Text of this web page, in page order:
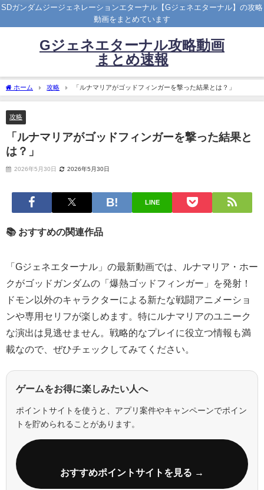
SDガンダムジージェネレーションエターナル【Gジェネエターナル】の攻略
動画をまとめています
Gジェネエターナル攻略動画
まとめ速報
ホーム 攻略 「ルナマリアがゴッドフィンガーを撃った結果とは？」
攻略
「ルナマリアがゴッドフィンガーを撃った結果と
は？」
2026年5月30日 2026年5月30日
LINE
📚 おすすめの関連作品
「Gジェネエターナル」の最新動画では、ルナマリア・ホー
クがゴッドガンダムの「爆熱ゴッドフィンガー」を発射！
ドモン以外のキャラクターによる新たな戦闘アニメーショ
ンや専用セリフが楽しめます。特にルナマリアのユニーク
な演出は見逃せません。戦略的なプレイに役立つ情報も満
載なので、ぜひチェックしてみてください。
ゲームをお得に楽しみたい人へ
ポイントサイトを使うと、アプリ案件やキャンペーンでポイン
トを貯められることがあります。
おすすめポイントサイトを見る →